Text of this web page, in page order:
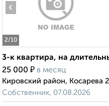
2/10
‹
3-к квартира, на
25 000 ₽ в месяц
Кировский район, Косарева
Собственник, 07.08.2026